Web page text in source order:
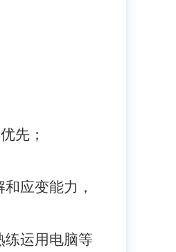
先；
应变能力，
练运用电脑等